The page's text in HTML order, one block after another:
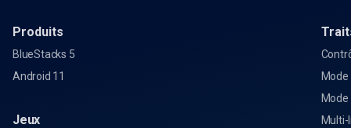
Produits
BlueStacks 5
Android 11
Jeux